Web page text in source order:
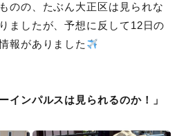
のの、たぶん大正区は見られな
ましたが、予想に反して12日の
報がありました
インパルスは見られるのか！」